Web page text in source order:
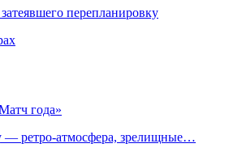
перепланировку
года»
ретро‑атмосфера, зрелищные…